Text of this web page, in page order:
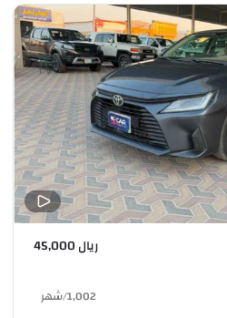
ريال 45,000
1,002
/شهر